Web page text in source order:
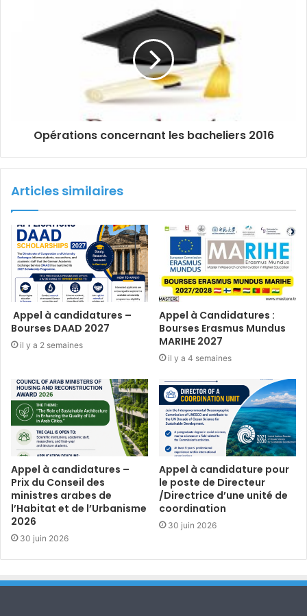
Opérations concernant les bacheliers 2016
Articles similaires
Appel à candidatures –
Bourses DAAD 2027
il y a 2 semaines
Appel à Candidatures :
Bourses Erasmus Mundus
MARIHE 2027
il y a 4 semaines
Appel à candidatures –
Prix du Conseil des
ministres arabes de
l’Habitat et de l’Urbanisme
2026
30 juin 2026
Appel à candidature pour
le poste de Directeur
/Directrice d’une unité de
coordination
30 juin 2026